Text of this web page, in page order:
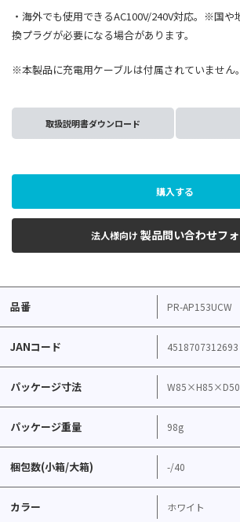
・海外でも使用できるAC100V/240V対応。※国
換プラグが必要になる場合があります。
※本製品に充電用ケーブルは付属されていません。
取扱説明書ダウンロード
購入する
法人様向け 製品問い合わせフ
品番 PR-AP153UCW
JANコード 4518707312693
パッケージ寸法
パッケージ重量 98g
梱包数(小箱/大箱) -/40
カラー ホワイト